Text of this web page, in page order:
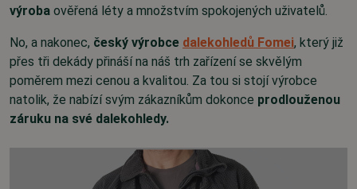
výroba ověřená léty a množstvím spokojených uživatelů.
No, a nakonec, český výrobce dalekohledů Fomei, který již
přes tři dekády přináší na náš trh zařízení se skvělým
poměrem mezi cenou a kvalitou. Za tou si stojí výrobce
natolik, že nabízí svým zákazníkům dokonce prodlouženou
záruku na své dalekohledy.